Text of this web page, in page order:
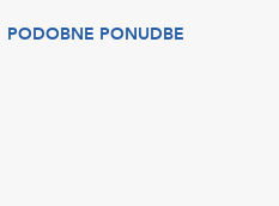
PODOBNE PONUDBE